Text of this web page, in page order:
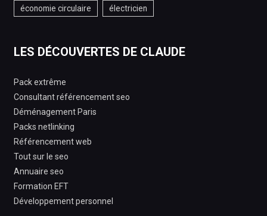
économie circulaire électricien
LES DÉCOUVERTES DE CLAUDE
Pack extrême
Consultant référencement seo
Déménagement Paris
Packs netlinking
Référencement web
Tout sur le seo
Annuaire seo
Formation EFT
Développement personnel